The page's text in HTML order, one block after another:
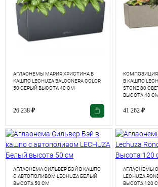
АГЛАОНЕМЫ МАРИЯ ХРИСТИНА В
КАШПО LECHUZA BALCONERA COLOR
50 СЕРЫЙ ВЫСОТА 40 СМ
26 238 ₽
В КАШПО
STONE 80
ВЫСОТА 40
41 262 ₽
АГЛАОНЕМА СИЛЬВЕР БЭЙ В КАШПО
С АВТОПОЛИВОМ LECHUZA БЕЛЫЙ
ВЫСОТА 50 СМ
АГЛАОНЕМЫ
LECHUZA
ВЫСОТА 120